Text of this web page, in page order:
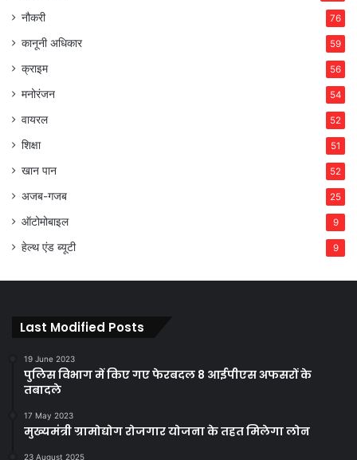
नौकरी 76
कानूनी अधिकार 59
क्राइम 56
मनोरंजन 54
वायरल 52
शिक्षा 51
खान पान 52
अजब-गजब 25
ऑटोमोबाइल 9
हेल्थ एंड ब्यूटी 9
Last Modified Posts
19 June 2023
पुलिस विभाग में किए गए फेरबदल 8 आईपीएस अफसरों के
तबादले
17 May 2023
मुख्यमंत्री ग्रामोद्योग रोजगार योजना के तहत मिलेगा लोन
23 August 2025